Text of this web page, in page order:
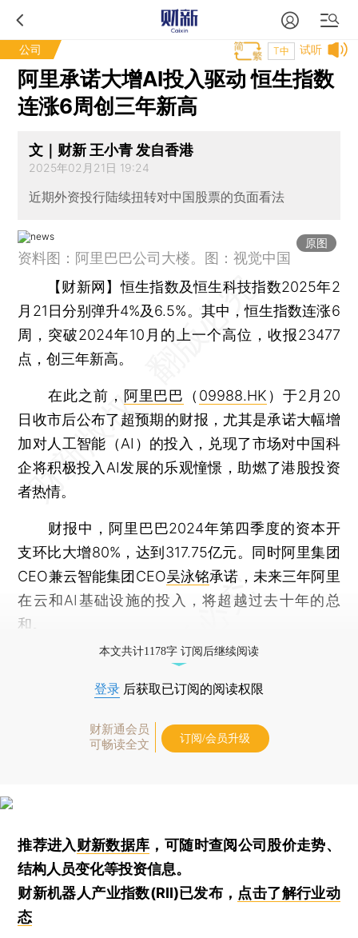
公司 试听
T中
阿里承诺大增AI投入驱动 恒生指数
连涨6周创三年新高
文｜财新 王小青 发自香港
2025年02月21日 19:24
近期外资投行陆续扭转对中国股票的负面看法
原图
资料图：阿里巴巴公司大楼。图：视觉中国
【财新网】恒生指数及恒生科技指数2025年2
月21日分别弹升4%及6.5%。其中，恒生指数连涨6
周，突破2024年10月的上一个高位，收报23477
点，创三年新高。
在此之前， 阿里巴巴 （ 09988.HK ）于2月20
日收市后公布了超预期的财报，尤其是承诺大幅增
加对人工智能（AI）的投入，兑现了市场对中国科
企将积极投入AI发展的乐观憧憬，助燃了港股投资
者热情。
财报中，阿里巴巴2024年第四季度的资本开
支环比大增80%，达到317.75亿元。同时阿里集团
CEO兼云智能集团CEO吴泳铭承诺，未来三年阿里
在云和AI基础设施的投入，将超越过去十年的总
和。
本文共计1178字 订阅后继续阅读
登录 后获取已订阅的阅读权限
财新通会员
可畅读全文
订阅/会员升级
推荐进入财新数据库 ，可随时查阅公司股价走势、
结构人员变化等投资信息。
财新机器人产业指数(RII)已发布， 点击了解行业动
态